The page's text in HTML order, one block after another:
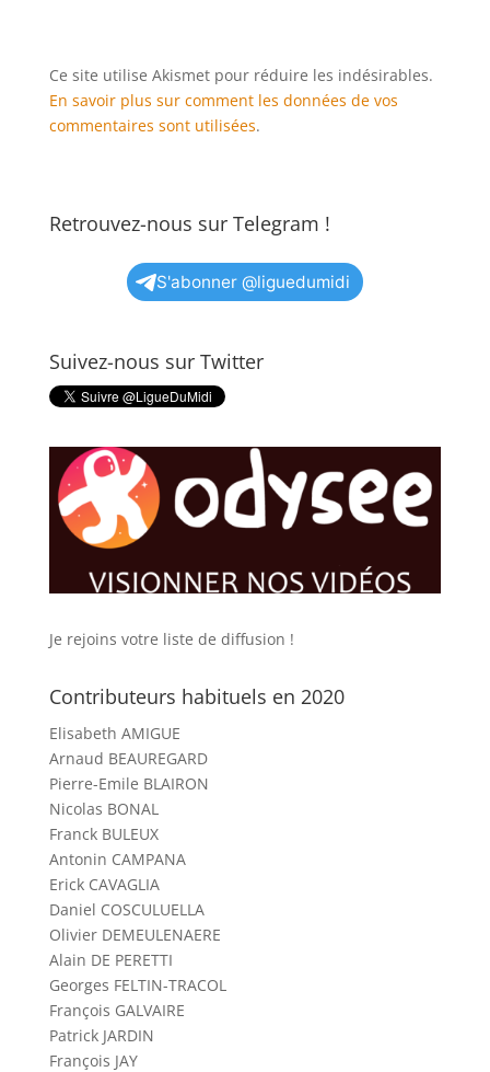
Ce site utilise Akismet pour réduire les indésirables.
En savoir plus sur comment les données de vos
commentaires sont utilisées.
Retrouvez-nous sur Telegram !
S'abonner @liguedumidi
Suivez-nous sur Twitter
Je rejoins votre liste de diffusion !
Contributeurs habituels en 2020
Elisabeth AMIGUE
Arnaud BEAUREGARD
Pierre-Emile BLAIRON
Nicolas BONAL
Franck BULEUX
Antonin CAMPANA
Erick CAVAGLIA
Daniel COSCULUELLA
Olivier DEMEULENAERE
Alain DE PERETTI
Georges FELTIN-TRACOL
François GALVAIRE
Patrick JARDIN
François JAY